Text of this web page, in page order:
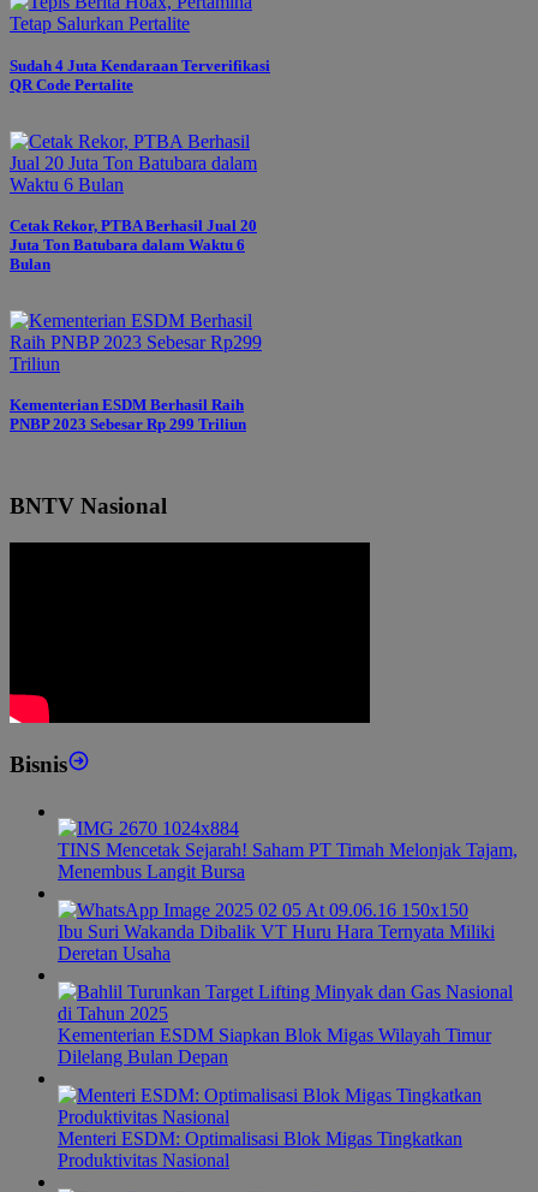
Sudah 4 Juta Kendaraan Terverifikasi
QR Code Pertalite
Cetak Rekor, PTBA Berhasil Jual 20
Juta Ton Batubara dalam Waktu 6
Bulan
Kementerian ESDM Berhasil Raih
PNBP 2023 Sebesar Rp 299 Triliun
BNTV Nasional
Bisnis
TINS Mencetak Sejarah! Saham PT Timah Melonjak Tajam,
Menembus Langit Bursa
Ibu Suri Wakanda Dibalik VT Huru Hara Ternyata Miliki
Deretan Usaha
Kementerian ESDM Siapkan Blok Migas Wilayah Timur
Dilelang Bulan Depan
Menteri ESDM: Optimalisasi Blok Migas Tingkatkan
Produktivitas Nasional